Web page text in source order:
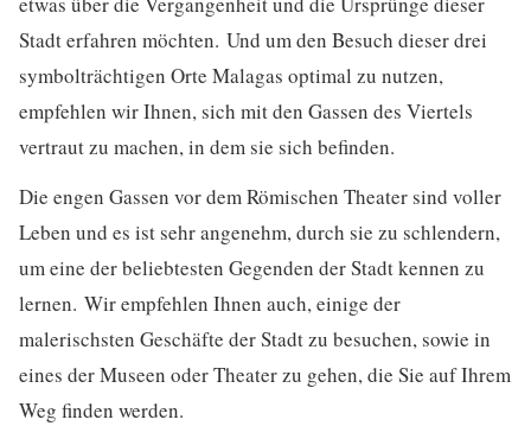
Stadt erfahren möchten. Und um den Besuch dieser drei
symbolträchtigen Orte Malagas optimal zu nutzen,
empfehlen wir Ihnen, sich mit den Gassen des Viertels
vertraut zu machen, in dem sie sich befinden.
Die engen Gassen vor dem Römischen Theater sind voller
Leben und es ist sehr angenehm, durch sie zu schlendern,
um eine der beliebtesten Gegenden der Stadt kennen zu
lernen. Wir empfehlen Ihnen auch, einige der
malerischsten Geschäfte der Stadt zu besuchen, sowie in
eines der Museen oder Theater zu gehen, die Sie auf Ihrem
Weg finden werden.